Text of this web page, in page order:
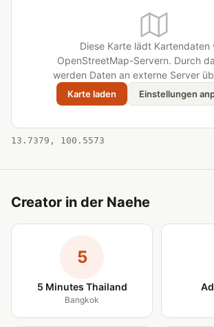
Diese Karte lädt Kartendaten
OpenStreetMap-Servern. Durch
werden Daten an externe Server
Karte laden Einstellungen
13.7379, 100.5573
Creator in der Naehe
5
5 Minutes Thailand
Bangkok